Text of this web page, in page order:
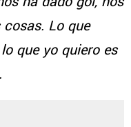
Lo que
que yo quiero es